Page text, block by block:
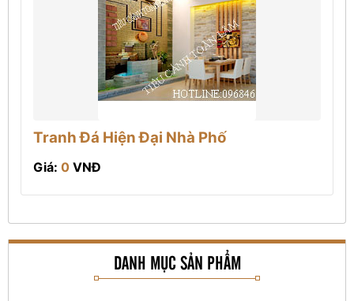
Tranh Đá Hiện Đại Nhà Phố
Giá: 0 VNĐ
DANH MỤC SẢN PHẨM